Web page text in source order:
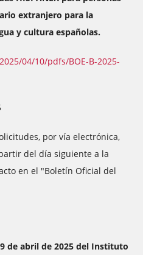
extranjero para la
y cultura españolas.
04/10/pdfs/BOE-B-2025-
por vía electrónica,
del día siguiente a la
en el "Boletín Oficial del
de abril de 2025 del Instituto